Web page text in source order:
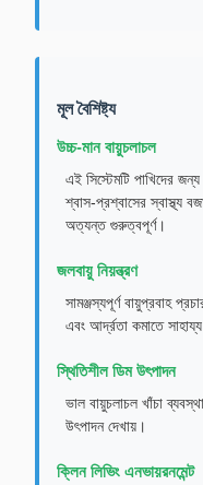
মূল বৈশিষ্ট্য
উচ্চ-মান বায়ুচলাচল
এই সিস্টেমটি পাখিদের
শ্বাস-প্রশ্বাসের স্বাস্থ্য
অত্যন্ত গুরুত্বপূর্ণ।
জলবায়ু নিয়ন্ত্রণ
সামঞ্জস্যপূর্ণ বায়ুপ্রবাহ
এবং আর্দ্রতা কমাতে
স্থিতিশীল ডিম উৎপাদন
ভাল বায়ুচলাচল খাঁচা
উৎপাদন দেখায়।
ক্লিন লিভিং এনভায়রনমেন্ট